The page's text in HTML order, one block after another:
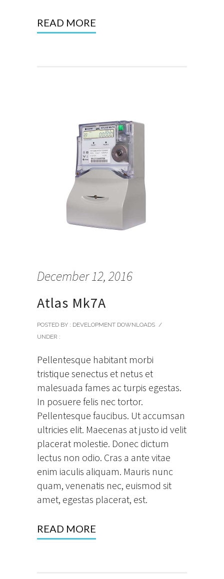
READ MORE
December 12, 2016
Atlas Mk7A
POSTED BY : DEVELOPMENT DOWNLOADS /
UNDER :
Pellentesque habitant morbi
tristique senectus et netus et
malesuada fames ac turpis egestas.
In posuere felis nec tortor.
Pellentesque faucibus. Ut accumsan
ultricies elit. Maecenas at justo id velit
placerat molestie. Donec dictum
lectus non odio. Cras a ante vitae
enim iaculis aliquam. Mauris nunc
quam, venenatis nec, euismod sit
amet, egestas placerat, est.
READ MORE